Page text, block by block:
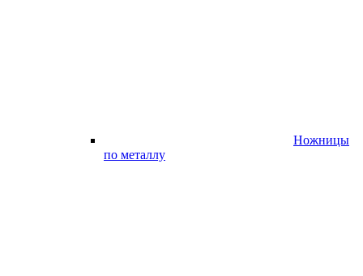
Ножницы
по металлу